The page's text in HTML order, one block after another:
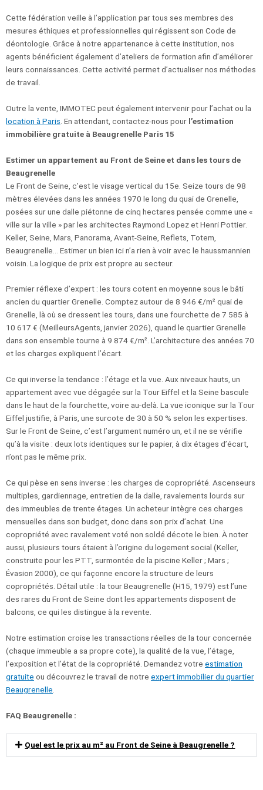
Cette fédération veille à l’application par tous ses membres des
mesures éthiques et professionnelles qui régissent son Code de
déontologie. Grâce à notre appartenance à cette institution, nos
agents bénéficient également d’ateliers de formation afin d’améliorer
leurs connaissances. Cette activité permet d’actualiser nos méthodes
de travail.
Outre la vente, IMMOTEC peut également intervenir pour l’achat ou la
location à Paris . En attendant, contactez-nous pour l’estimation
immobilière gratuite à Beaugrenelle Paris 15
Estimer un appartement au Front de Seine et dans les tours de
Beaugrenelle
Le Front de Seine, c’est le visage vertical du 15e. Seize tours de 98
mètres élevées dans les années 1970 le long du quai de Grenelle,
posées sur une dalle piétonne de cinq hectares pensée comme une «
ville sur la ville » par les architectes Raymond Lopez et Henri Pottier.
Keller, Seine, Mars, Panorama, Avant-Seine, Reflets, Totem,
Beaugrenelle… Estimer un bien ici n’a rien à voir avec le haussmannien
voisin. La logique de prix est propre au secteur.
Premier réflexe d’expert : les tours cotent en moyenne sous le bâti
ancien du quartier Grenelle. Comptez autour de 8 946 €/m² quai de
Grenelle, là où se dressent les tours, dans une fourchette de 7 585 à
10 617 € (MeilleursAgents, janvier 2026), quand le quartier Grenelle
dans son ensemble tourne à 9 874 €/m². L’architecture des années 70
et les charges expliquent l’écart.
Ce qui inverse la tendance : l’étage et la vue. Aux niveaux hauts, un
appartement avec vue dégagée sur la Tour Eiffel et la Seine bascule
dans le haut de la fourchette, voire au-delà. La vue iconique sur la Tour
Eiffel justifie, à Paris, une surcote de 30 à 50 % selon les expertises.
Sur le Front de Seine, c’est l’argument numéro un, et il ne se vérifie
qu’à la visite : deux lots identiques sur le papier, à dix étages d’écart,
n’ont pas le même prix.
Ce qui pèse en sens inverse : les charges de copropriété. Ascenseurs
multiples, gardiennage, entretien de la dalle, ravalements lourds sur
des immeubles de trente étages. Un acheteur intègre ces charges
mensuelles dans son budget, donc dans son prix d’achat. Une
copropriété avec ravalement voté non soldé décote le bien. À noter
aussi, plusieurs tours étaient à l’origine du logement social (Keller,
construite pour les PTT, surmontée de la piscine Keller ; Mars ;
Évasion 2000), ce qui façonne encore la structure de leurs
copropriétés. Détail utile : la tour Beaugrenelle (H15, 1979) est l’une
des rares du Front de Seine dont les appartements disposent de
balcons, ce qui les distingue à la revente.
Notre estimation croise les transactions réelles de la tour concernée
(chaque immeuble a sa propre cote), la qualité de la vue, l’étage,
l’exposition et l’état de la copropriété. Demandez votre estimation
gratuite ou découvrez le travail de notre expert immobilier du quartier
Beaugrenelle
FAQ Beaugrenelle :
Quel est le prix au m² au Front de Seine à Beaugrenelle ?